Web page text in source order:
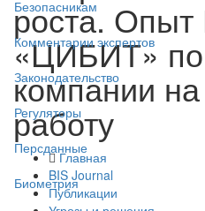
Безопасникам
Комментарии экспертов
Законодательство
Регуляторы
Персданные
Биометрия
роста. Опыт
«ЦИБИТ» по
компании
работу
Главная
BIS Journal
Публикации